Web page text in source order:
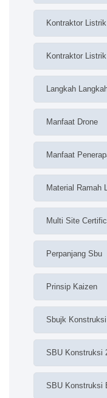
Kontraktor Listrik
Kontraktor
Langkah
Manfaat Drone
Manfaat
Material Ramah
Multi Site
Perpanjang Sbu
Prinsip Kaizen
Sbujk Konstruksi
SBU Konstruksi
SBU Konstruksi